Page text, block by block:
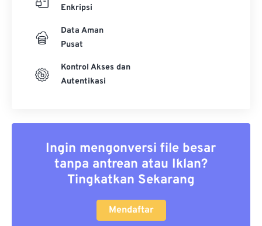
Enkripsi
Data Aman
Pusat
Kontrol Akses dan
Autentikasi
Ingin mengonversi file besar
tanpa antrean atau Iklan?
Tingkatkan Sekarang
Mendaftar